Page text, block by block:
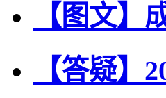
【图文】
【答疑】